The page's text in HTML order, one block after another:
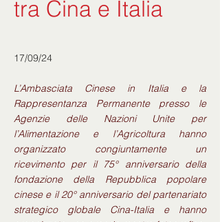
tra Cina e Italia
17/09/24
L’Ambasciata Cinese in Italia e la
Rappresentanza Permanente presso le
Agenzie delle Nazioni Unite per
l’Alimentazione e l’Agricoltura hanno
organizzato congiuntamente un
ricevimento per il 75° anniversario della
fondazione della Repubblica popolare
cinese e il 20° anniversario del partenariato
strategico globale Cina-Italia e hanno